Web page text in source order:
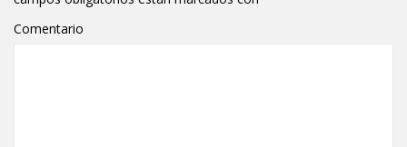
Comentario